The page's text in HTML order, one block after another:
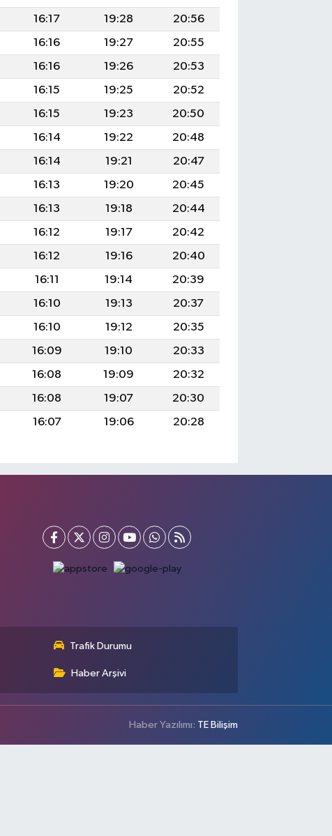
16:17 19:28
20:56
16:16 19:27
20:55
16:16 19:26
20:53
16:15 19:25
20:52
16:15 19:23
20:50
16:14 19:22
20:48
16:14 19:21
20:47
16:13 19:20
20:45
16:13 19:18
20:44
16:12 19:17
20:42
16:12 19:16
20:40
16:11 19:14
20:39
16:10 19:13
20:37
16:10 19:12
20:35
16:09 19:10
20:33
16:08 19:09
20:32
16:08 19:07
20:30
16:07 19:06 20:28
Trafik Durumu
Haber Arşivi
Haber Yazılımı: TE Bilişim